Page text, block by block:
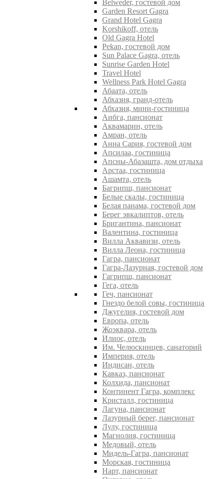
Belweder, гостевой дом
Garden Resort Gagra
Grand Hotel Gagra
Korshikoff, отель
Old Gagra Hotel
Pekan, гостевой дом
Sun Palace Gagra, отель
Sunrise Garden Hotel
Travel Hotel
Wellness Park Hotel Gagra
Абаата, отель
Абхазия, гранд-отель
Абхазия, мини-гостиница
Аибга, пансионат
Аквамарин, отель
Амран, отель
Анна Сария, гостевой дом
Апсилаа, гостиница
Апсны-Абазашта, дом отдыха
Арстаа, гостиница
Ашамта, отель
Багрипш, пансионат
Белые скалы, гостиница
Белая панама, гостевой дом
Берег эвкалиптов, отель
Бригантина, пансионат
Валентина, гостиница
Вилла Аквавизи, отель
Вилла Леона, гостиница
Гагра, пансионат
Гагра-Лазурная, гостевой дом
Гагрипш, пансионат
Гега, отель
Геч, пансионат
Гнездо белой совы, гостиница
Джугелия, гостевой дом
Европа, отель
Жоэквара, отель
Илиос, отель
Им. Челюскинцев, санаторий
Империя, отель
Индисан, отель
Кавказ, пансионат
Колхида, пансионат
Континент Гагра, комплекс
Кристалл, гостиница
Лагуна, пансионат
Лазурный берег, пансионат
Лулу, гостиница
Магнолия, гостиница
Медовый, отель
Мидель-Гагра, пансионат
Морская, гостиница
Нарт, пансионат